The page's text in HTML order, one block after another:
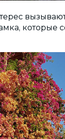
которые